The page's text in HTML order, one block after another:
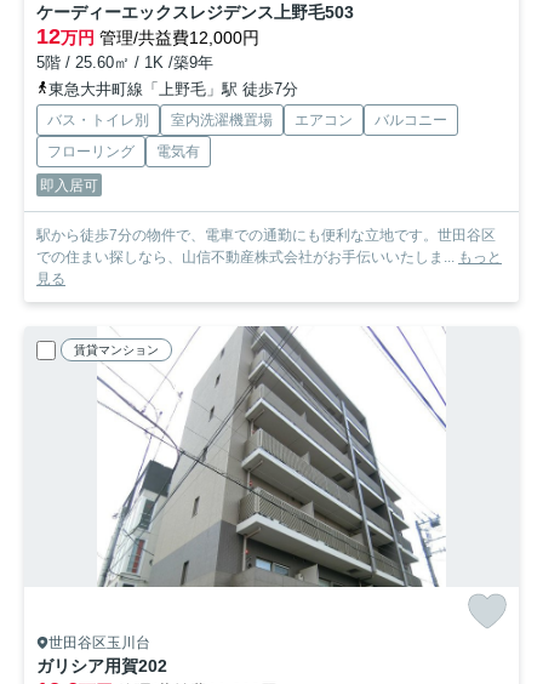
ケーディーエックスレジデンス上野毛503
12万円 管理/共益費12,000円
5階 / 25.60㎡ / 1K /築9年
東急大井町線「上野毛」駅 徒歩7分
バス・トイレ別 室内洗濯機置場 エアコン
バルコニー
フローリング
電気有
即入居可
駅から徒歩7分の物件で、電車での通勤にも便利な立地です。世田谷区
での住まい探しなら、山信不動産株式会社がお手伝いいたしま... もっと
見る
賃貸マンション
世田谷区玉川台
ガリシア用賀202